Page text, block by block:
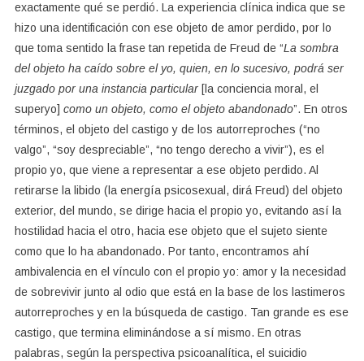
exactamente qué se perdió. La experiencia clínica indica que se
hizo una identificación con ese objeto de amor perdido, por lo
que toma sentido la frase tan repetida de Freud de “La sombra
del objeto ha caído sobre el yo, quien, en lo sucesivo, podrá ser
juzgado por una instancia particular [la conciencia moral, el
superyo] como un objeto, como el objeto abandonado”. En otros
términos, el objeto del castigo y de los autorreproches (“no
valgo”, “soy despreciable”, “no tengo derecho a vivir”), es el
propio yo, que viene a representar a ese objeto perdido. Al
retirarse la libido (la energía psicosexual, dirá Freud) del objeto
exterior, del mundo, se dirige hacia el propio yo, evitando así la
hostilidad hacia el otro, hacia ese objeto que el sujeto siente
como que lo ha abandonado. Por tanto, encontramos ahí
ambivalencia en el vínculo con el propio yo: amor y la necesidad
de sobrevivir junto al odio que está en la base de los lastimeros
autorreproches y en la búsqueda de castigo. Tan grande es ese
castigo, que termina eliminándose a sí mismo. En otras
palabras, según la perspectiva psicoanalítica, el suicidio